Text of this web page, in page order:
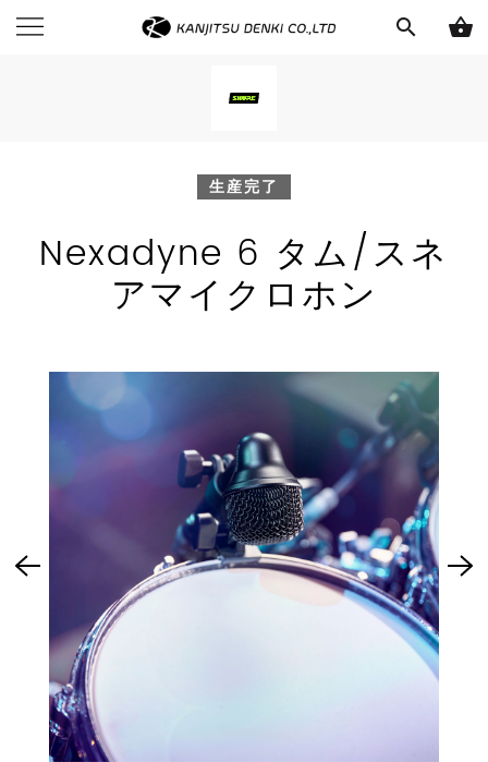
search shopping_basket
生産完了
Nexadyne 6 タム/スネ
アマイクロホン